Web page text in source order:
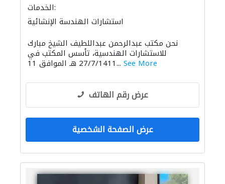
الخدمات:
استشارات الهندسة الإنشائية
الأثاث والمفروشات المنزلية الأثاث المكتبي
الديكور الداخلي التصميم المعماري
نحن مكتب عبدالرحمن عبداللطيف الشيخ مبارك
للاستشارات الهندسية، تأسس المكتب في
27/7/1411 هـ الموافق 11... See More
عرض رقم الهاتف
عرض الصفحة الشخصية